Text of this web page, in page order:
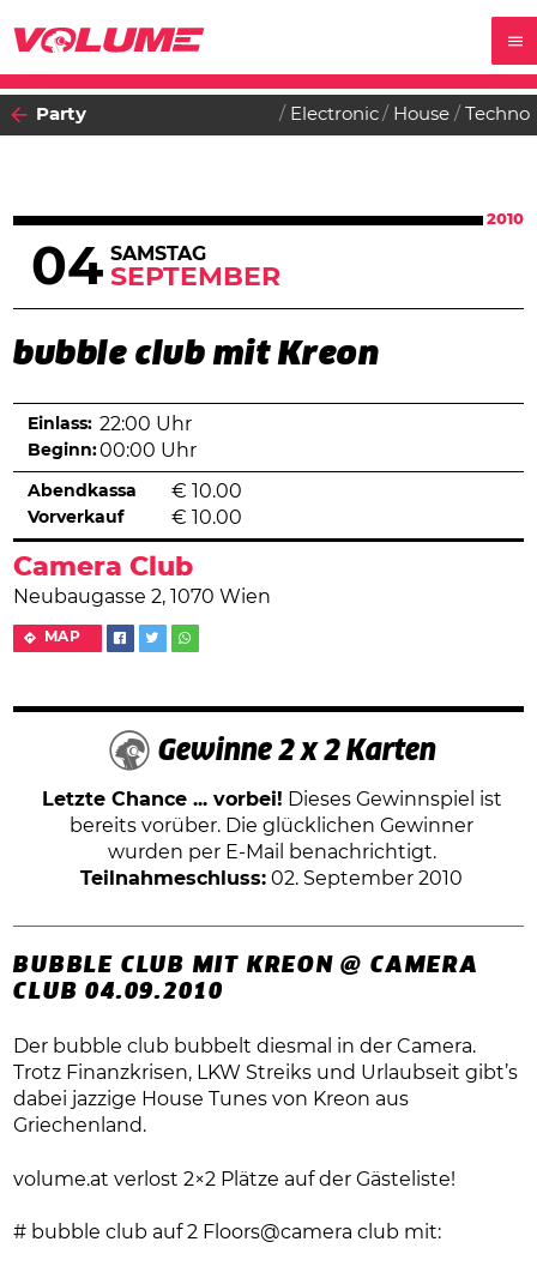
Party Electronic House Techno
2010
04 SAMSTAG
SEPTEMBER
bubble club mit Kreon
Camera Club
Neubaugasse 2, 1070 Wien
MAP
Einlass: 22:00 Uhr
Beginn:00:00 Uhr
Abendkassa € 10.00
Vorverkauf € 10.00
Gewinne 2 x 2 Karten
Letzte Chance ... vorbei! Dieses Gewinnspiel ist
bereits vorüber. Die glücklichen Gewinner
wurden per E-Mail benachrichtigt.
Teilnahmeschluss: 02. September 2010
BUBBLE CLUB MIT KREON @ CAMERA
CLUB 04.09.2010
Der bubble club bubbelt diesmal in der Camera.
Trotz Finanzkrisen, LKW Streiks und Urlaubseit gibt’s
dabei jazzige House Tunes von Kreon aus
Griechenland.
volume.at verlost 2×2 Plätze auf der Gästeliste!
# bubble club auf 2 Floors@camera club mit: